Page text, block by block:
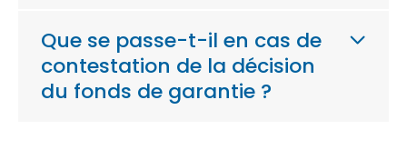
Que se passe-t-il en cas de
contestation de la décision
du fonds de garantie ?